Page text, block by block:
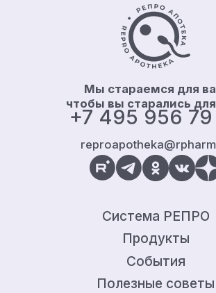
Контакты и информация
+7 495 956 79
Мы стараемся для
чтобы вы старались
Система РЕПРО
Продукты
События
Полезные советы